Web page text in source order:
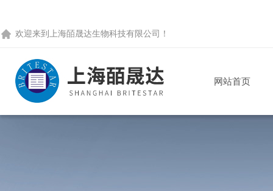
欢迎来到 上海皕晟达生物科技有限公司 ！
网站首页